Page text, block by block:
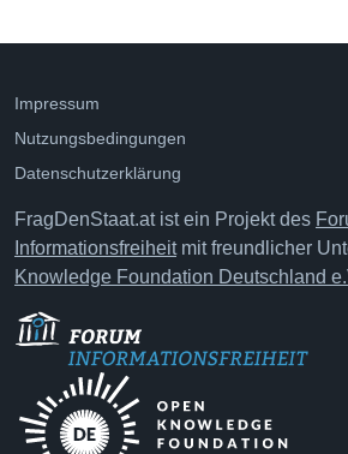
Impressum
Nutzungsbedingungen
Datenschutzerklärung
FragDenStaat.at ist ein Projekt des
Informationsfreiheitmit freundlicher
Knowledge Foundation Deutschland